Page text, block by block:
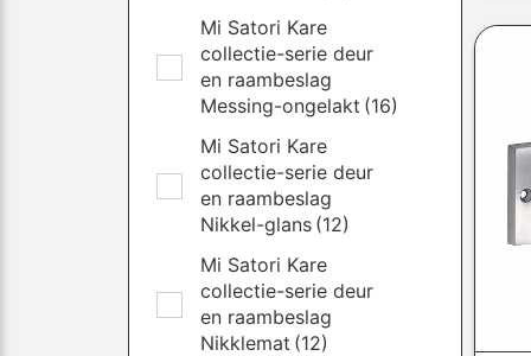
Mi Satori Kare
collectie-serie deur
en raambeslag
Messing-ongelakt (16)
Mi Satori Kare
collectie-serie deur
en raambeslag
Nikkel-glans (12)
Mi Satori Kare
collectie-serie deur
en raambeslag
Nikklemat (12)